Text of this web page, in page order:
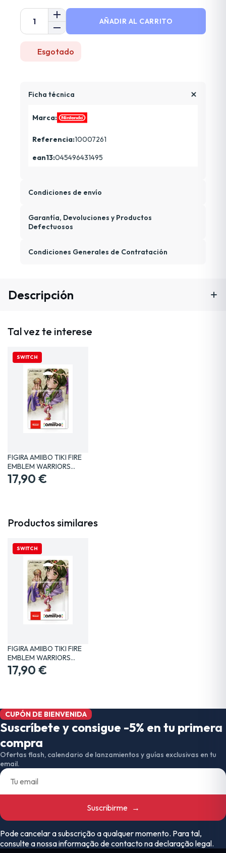
AÑADIR AL CARRITO
Esgotado
Ficha técnica
Marca:
Referencia:10007261
ean13:045496431495
Condiciones de envío
Garantía, Devoluciones y Productos
Defectuosos
Condiciones Generales de Contratación
Descripción
Tal vez te interese
SWITCH
FIGIRA AMIIBO TIKI FIRE
EMBLEM WARRIORS…
17,90 €
Productos similares
SWITCH
FIGIRA AMIIBO TIKI FIRE
EMBLEM WARRIORS…
17,90 €
CUPÓN DE BIENVENIDA
Suscríbete y consigue -5% en tu primera
compra
Ofertas flash, calendario de lanzamientos y guías exclusivas en tu
email.
Suscribirme →
Pode cancelar a subscrição a qualquer momento. Para tal,
consulte a nossa informação de contacto na declaração legal.